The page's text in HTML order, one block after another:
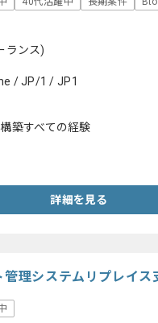
ランス)
/ JP/1 / JP1
築すべての経験
詳細を見る
管理システムリプレイ